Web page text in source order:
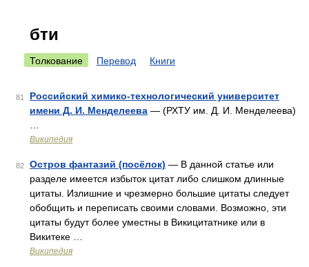
бти
Толкование Перевод Книги
81
Российский химико-технологический университет
имени Д. И. Менделеева — (РХТУ им. Д. И. Менделеева)
Википедия
82 Остров фантазий (посёлок) — В данной статье или
разделе имеется избыток цитат либо слишком длинные
цитаты. Излишние и чрезмерно большие цитаты следует
обобщить и переписать своими словами. Возможно, эти
цитаты будут более уместны в Викицитатнике или в
Викитеке …
Википедия